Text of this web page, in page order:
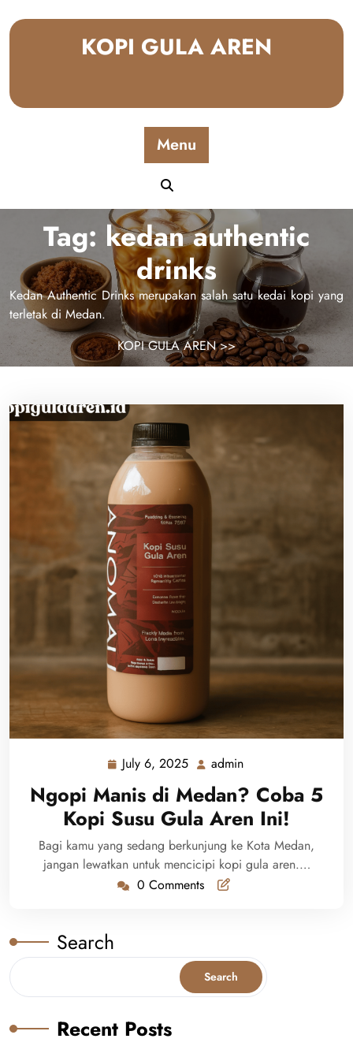
KOPI GULA AREN
Menu
Tag: kedan authentic
drinks
Kedan Authentic Drinks merupakan salah satu kedai kopi yang
terletak di Medan.
KOPI GULA AREN>>
July 6, 2025 July
6,
2025
admin
Ngopi Manis di Medan? Coba 5
Kopi Susu Gula Aren Ini!
Bagi kamu yang sedang berkunjung ke Kota Medan,
jangan lewatkan untuk mencicipi kopi gula aren.…
0 Comments
Search
Search
Recent Posts